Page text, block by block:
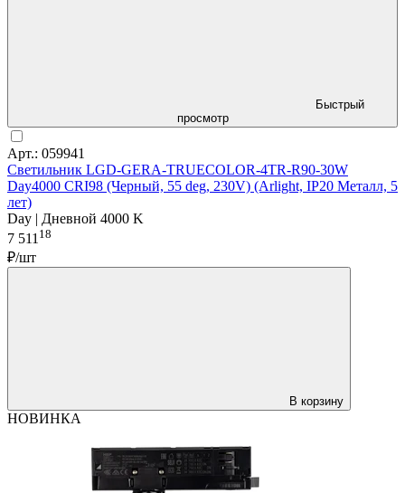
Быстрый
просмотр
Арт.: 059941
Светильник LGD-GERA-TRUECOLOR-4TR-R90-30W
Day4000 CRI98 (Черный, 55 deg, 230V) (Arlight, IP20 Металл, 5
лет)
Day | Дневной 4000 K
7 511 18
₽/шт
В корзину
НОВИНКА